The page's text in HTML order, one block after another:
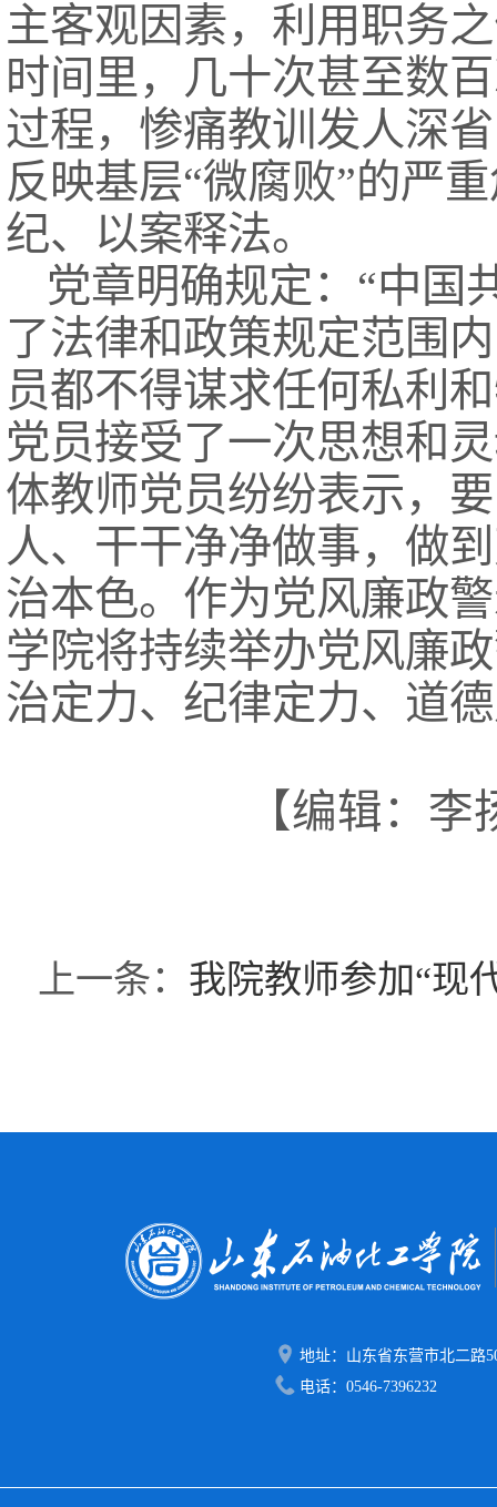
主客观因素，利用职务
时间里，几十次甚至数
过程，惨痛教训发人深
反映基层“微腐败”的严
纪、以案释法。
党章明确规定：“中国
了法律和政策规定范围
员都不得谋求任何私利
党员接受了一次思想和
体教师党员纷纷表示，
人、干干净净做事，做
治本色。作为党风廉政
学院将持续举办党风廉
治定力、纪律定力、道
【编辑：
上一条： 我院教师参加“现
地址：山东省东营市北二路
电话：0546-7396232